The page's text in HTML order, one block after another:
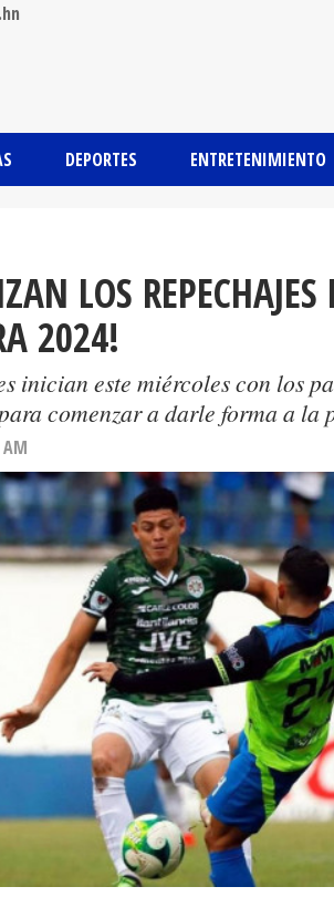
DEPORTES ENTRETENIMIENTO
LOS
2024!
inician este miércoles con los
comenzar a darle forma a la
AM